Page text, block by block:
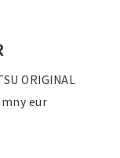
ORIGINAL
eur